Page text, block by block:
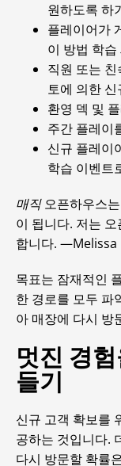
원하도록 하
플레이어가
이 방법 학습
직원 또는
토에 의한
환영 덱 및
주간 플레이
신규 플레이
학습 이벤트
매직오픈하우스
이 됩니다. 저는
합니다. —Melissa
목표는 잠재적인
한 경로를 모두 파
아 매장에 다시 방
멋진 경
들기
신규 고객 확보를
공하는 것입니다.
다시 방문할 확률